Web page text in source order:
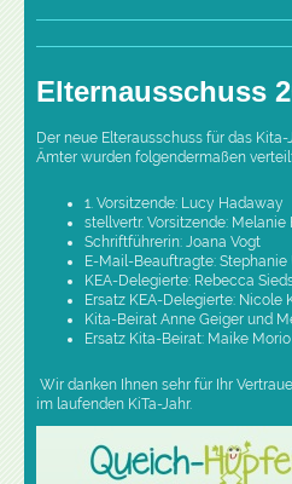
Elternausschuss
Der neue Elterausschuss für das
Ämter wurden folgendermaßen
1. Vorsitzende: Lucy Hadaway
stellvertr. Vorsitzende: Melanie
Schriftführerin: Joana Vogt
E-Mail-Beauftragte: Stephanie
KEA-Delegierte: Rebecca
Ersatz KEA-Delegierte: Nicole
Kita-Beirat Anne Geiger und
Ersatz Kita-Beirat: Maike
Wir danken Ihnen sehr für Ihr
im laufenden KiTa-Jahr.